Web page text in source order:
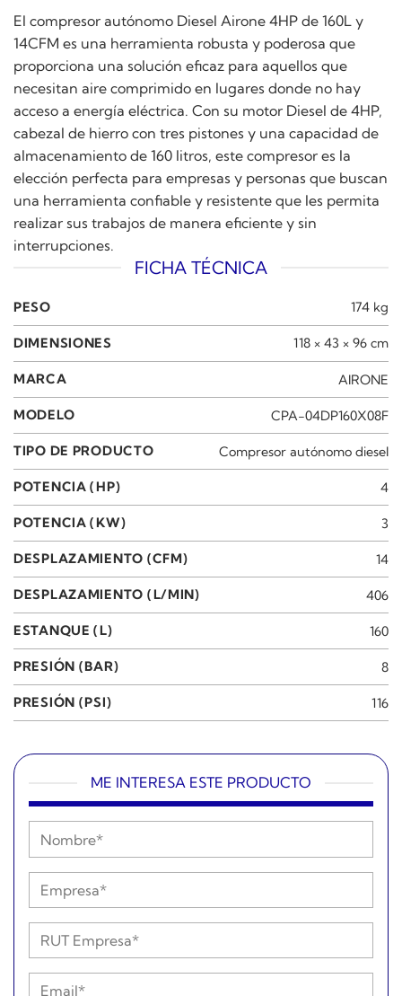
El compresor autónomo Diesel Airone 4HP de 160L y
14CFM es una herramienta robusta y poderosa que
proporciona una solución eficaz para aquellos que
necesitan aire comprimido en lugares donde no hay
acceso a energía eléctrica. Con su motor Diesel de 4HP,
cabezal de hierro con tres pistones y una capacidad de
almacenamiento de 160 litros, este compresor es la
elección perfecta para empresas y personas que buscan
una herramienta confiable y resistente que les permita
realizar sus trabajos de manera eficiente y sin
interrupciones.
FICHA TÉCNICA
PESO 174 kg
DIMENSIONES 118 × 43 × 96 cm
MARCA AIRONE
MODELO CPA-04DP160X08F
TIPO DE PRODUCTO Compresor autónomo diesel
POTENCIA (HP) 4
POTENCIA (KW) 3
DESPLAZAMIENTO (CFM) 14
DESPLAZAMIENTO (L/MIN) 406
ESTANQUE (L) 160
PRESIÓN (BAR) 8
PRESIÓN (PSI) 116
ME INTERESA ESTE PRODUCTO